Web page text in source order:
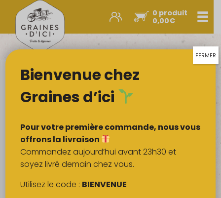
0 produit
0,00€
Promos et nouveautés
Légumes & œufs
Fruits
Viandes
Boulangerie
Crémerie
Poissons
Épicerie sucrée
Bienvenue chez
Graines d’ici
Pour votre première commande, nous vous
offrons la livraison
Commandez aujourd’hui avant 23h30 et
soyez livré demain chez vous.
Utilisez le code : BIENVENUE
FERMER